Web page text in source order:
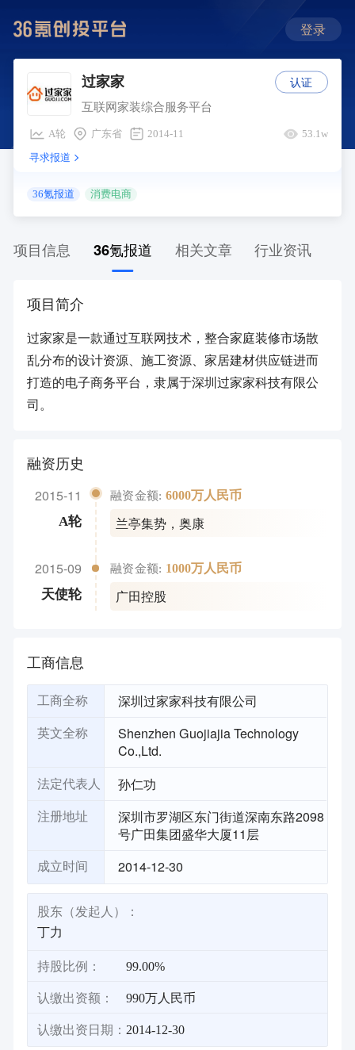
登录
过家家
互联网家装综合服务平台
A轮 广东省 2014-11 53.1w
寻求报道
36氪报道 消费电商
认证
项目信息 36氪报道 相关文章 行业资讯
项目简介
过家家是一款通过互联网技术，整合家庭装修市场散
乱分布的设计资源、施工资源、家居建材供应链进而
打造的电子商务平台，隶属于深圳过家家科技有限公
司。
融资历史
2015-11
A轮
融资金额: 6000万人民币
兰亭集势 ，奥康
2015-09
天使轮
融资金额: 1000万人民币
广田控股
工商信息
工商全称 深圳过家家科技有限公司
英文全称
Shenzhen Guojiajia Technology
Co.,Ltd.
法定代表人 孙仁功
注册地址
深圳市罗湖区东门街道深南东路2098
号广田集团盛华大厦11层
成立时间 2014-12-30
股东（发起人）：
丁力
持股比例： 99.00%
认缴出资额： 990万人民币
认缴出资日期： 2014-12-30